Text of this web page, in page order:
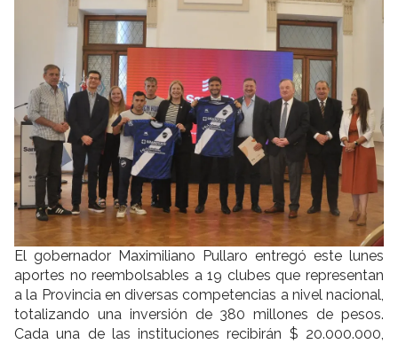
El gobernador Maximiliano Pullaro entregó este lunes
aportes no reembolsables a 19 clubes que representan
a la Provincia en diversas competencias a nivel nacional,
totalizando una inversión de 380 millones de pesos.
Cada una de las instituciones recibirán $ 20.000.000,